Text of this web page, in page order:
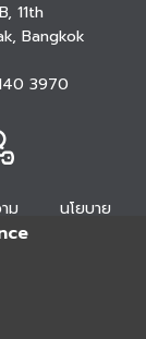
11th
Bangkok
3970
ม
นโยบาย